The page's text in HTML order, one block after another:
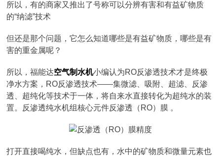
所以，有的商家又推出了号称可以分辨有害和有益矿物质
的“纳滤”技术
但还是那个问题，它怎么知道哪些是有益矿物质，哪些是有
害的重金属呢？
所以，福能达空气制水机小编认为RO反渗透技术才是终极
净水方案，RO反渗透技术——集微滤、吸附、超滤、反渗
透、超纯化等技术于一体，将自来水直接转化为超纯水的装
置。反渗透纯水机组核心元件反渗透（RO）膜 。
打开直接喝纯水，但缺点也有，水中的矿物质和微量元素也